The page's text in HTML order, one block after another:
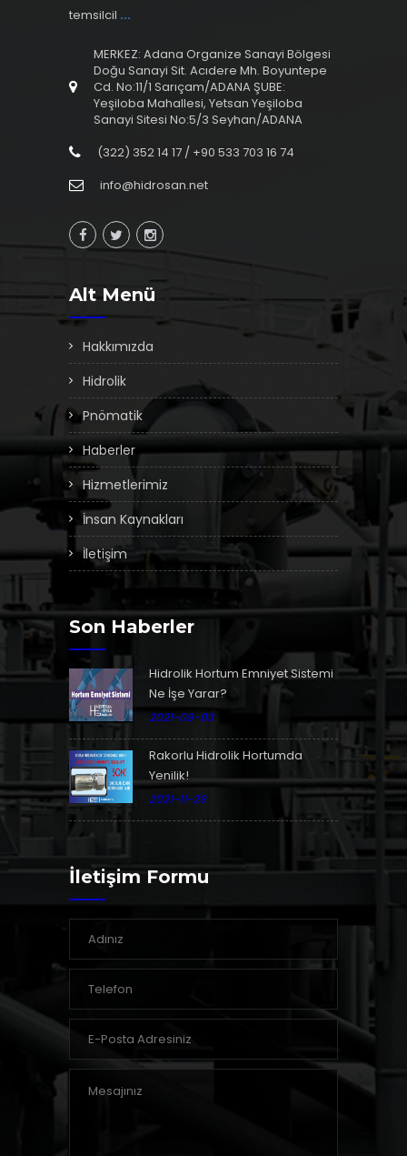
temsilcil ...
MERKEZ: Adana Organize Sanayi Bölgesi
Doğu Sanayi Sit. Acıdere Mh. Boyuntepe
Cd. No:11/1 Sarıçam/ADANA ŞUBE:
Yeşiloba Mahallesi, Yetsan Yeşiloba
Sanayi Sitesi No:5/3 Seyhan/ADANA
(322) 352 14 17 / +90 533 703 16 74
info@hidrosan.net
Alt Menü
Hakkımızda
Hidrolik
Pnömatik
Haberler
Hizmetlerimiz
İnsan Kaynakları
İletişim
Son Haberler
Hidrolik Hortum Emniyet Sistemi
Ne İşe Yarar?
2021-09-03
Rakorlu Hidrolik Hortumda
Yenilik!
2021-11-29
İletişim Formu